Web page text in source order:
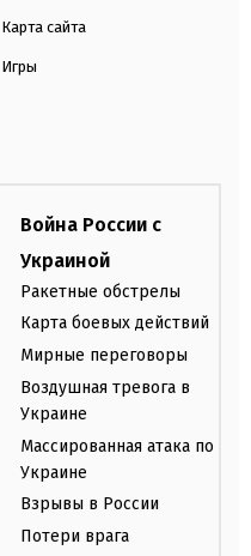
Карта сайта
Игры
Война России с
Украиной
Ракетные обстрелы
Карта боевых действий
Мирные переговоры
Воздушная тревога в
Украине
Массированная атака по
Украине
Взрывы в России
Потери врага